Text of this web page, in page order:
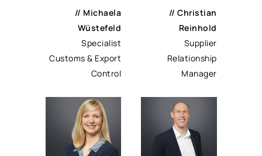
// Michaela
Wüstefeld
Specialist
Customs & Export
Control
// Christian
Reinhold
Supplier
Relationship
Manager